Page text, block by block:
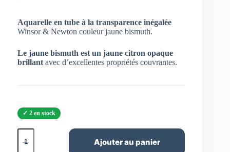
Aquarelle en tube à la transparence inégalée
Winsor & Newton couleur jaune bismuth.
Le jaune bismuth est un jaune citron opaque
brillant avec d’excellentes propriétés couvrantes.
2 en stock
quantité
de
Ajouter au panier